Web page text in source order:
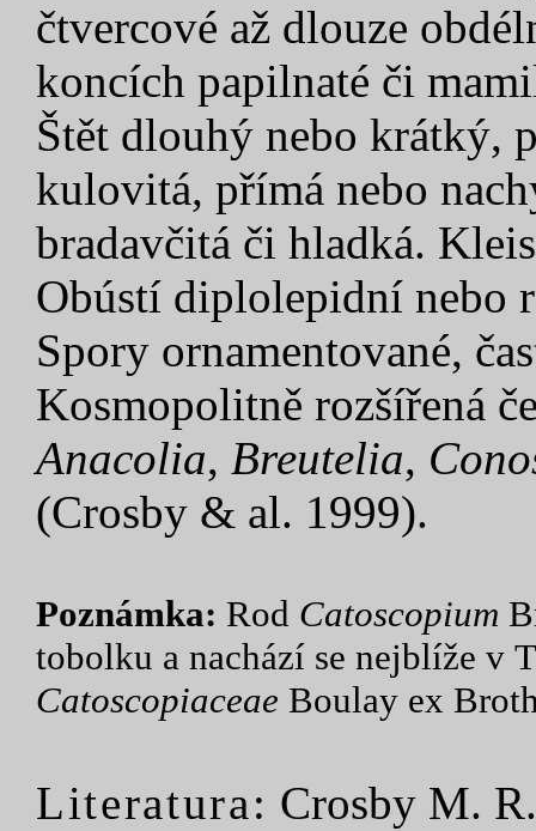
čtvercové až dlouze
koncích papilnaté či
Štět dlouhý nebo krátký,
kulovitá, přímá nebo
bradavčitá či hladká.
Obústí diplolepidní nebo
Spory ornamentované,
Kosmopolitně rozšířená
Anacolia, Breutelia,
(Crosby & al. 1999).
Poznámka: Rod Catoscopium
tobolku a nachází se nejblíže v
Catoscopiaceae Boulay ex
Literatura: Crosby M.